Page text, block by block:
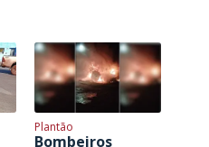
Plantão
Bombeiros